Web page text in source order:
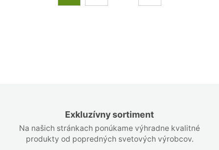
Exkluzívny sortiment
Na našich stránkach ponúkame výhradne kvalitné
produkty od popredných svetových výrobcov.